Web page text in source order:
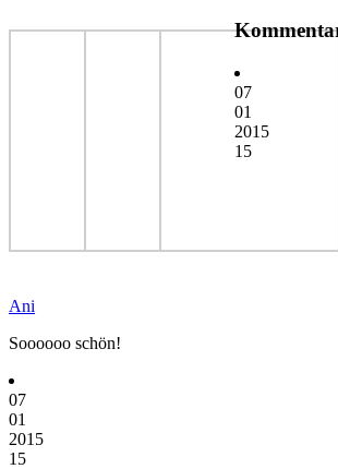
07
01
2015
15
Ani
Soooooo schön!
07
01
2015
15